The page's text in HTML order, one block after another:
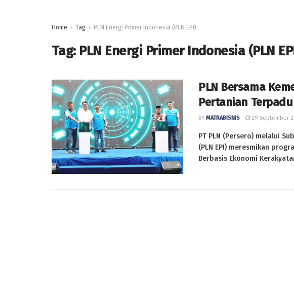
Home Tag PLN Energi Primer Indonesia (PLN EPI)
Tag: PLN Energi Primer Indonesia (PLN
PLN Bersama
Pertanian Terpadu
BY MATRABISNIS 29 September
PT PLN (Persero) melalui
(PLN EPI) meresmikan
Berbasis Ekonomi